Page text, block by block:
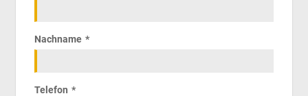
Nachname
Telefon